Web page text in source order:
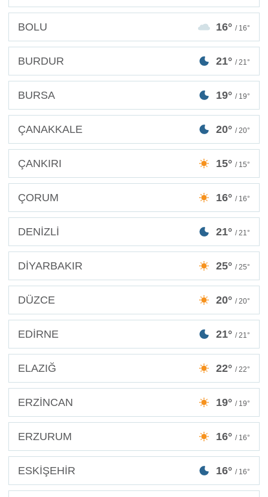
BOLU 16° / 16°
BURDUR 21° / 21°
BURSA 19° / 19°
ÇANAKKALE 20° / 20°
ÇANKIRI 15° / 15°
ÇORUM 16° / 16°
DENİZLİ 21° / 21°
DİYARBAKIR 25° / 25°
DÜZCE 20° / 20°
EDİRNE 21° / 21°
ELAZIĞ 22° / 22°
ERZİNCAN 19° / 19°
ERZURUM 16° / 16°
ESKİŞEHİR 16° / 16°